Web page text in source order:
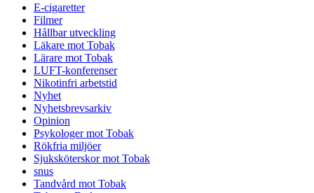
E-cigaretter
Filmer
Hållbar utveckling
Läkare mot Tobak
Lärare mot Tobak
LUFT-konferenser
Nikotinfri arbetstid
Nyhet
Nyhetsbrevsarkiv
Opinion
Psykologer mot Tobak
Rökfria miljöer
Sjuksköterskor mot Tobak
snus
Tandvård mot Tobak